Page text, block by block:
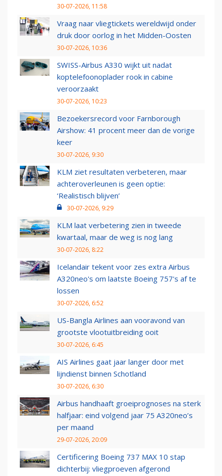
30-07-2026, 11:58
Vraag naar vliegtickets wereldwijd onder
druk door oorlog in het Midden-Oosten
30-07-2026, 10:36
SWISS-Airbus A330 wijkt uit nadat
koptelefoonoplader rook in cabine
veroorzaakt
30-07-2026, 10:23
Bezoekersrecord voor Farnborough
Airshow: 41 procent meer dan de vorige
keer
30-07-2026, 9:30
KLM ziet resultaten verbeteren, maar
achteroverleunen is geen optie:
‘Realistisch blijven’
30-07-2026, 9:29
KLM laat verbetering zien in tweede
kwartaal, maar de weg is nog lang
30-07-2026, 8:22
Icelandair tekent voor zes extra Airbus
A320neo's om laatste Boeing 757's af te
lossen
30-07-2026, 6:52
US-Bangla Airlines aan vooravond van
grootste vlootuitbreiding ooit
30-07-2026, 6:45
AIS Airlines gaat jaar langer door met
lijndienst binnen Schotland
30-07-2026, 6:30
Airbus handhaaft groeiprognoses na sterk
halfjaar: eind volgend jaar 75 A320neo’s
per maand
29-07-2026, 20:09
Certificering Boeing 737 MAX 10 stap
dichterbij: vliegproeven afgerond